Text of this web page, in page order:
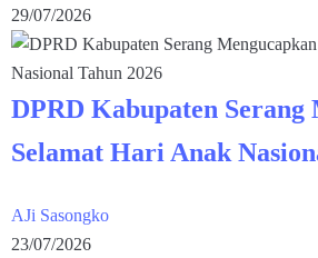
29/07/2026
DPRD Kabupaten Serang
Selamat Hari Anak
AJi Sasongko
23/07/2026